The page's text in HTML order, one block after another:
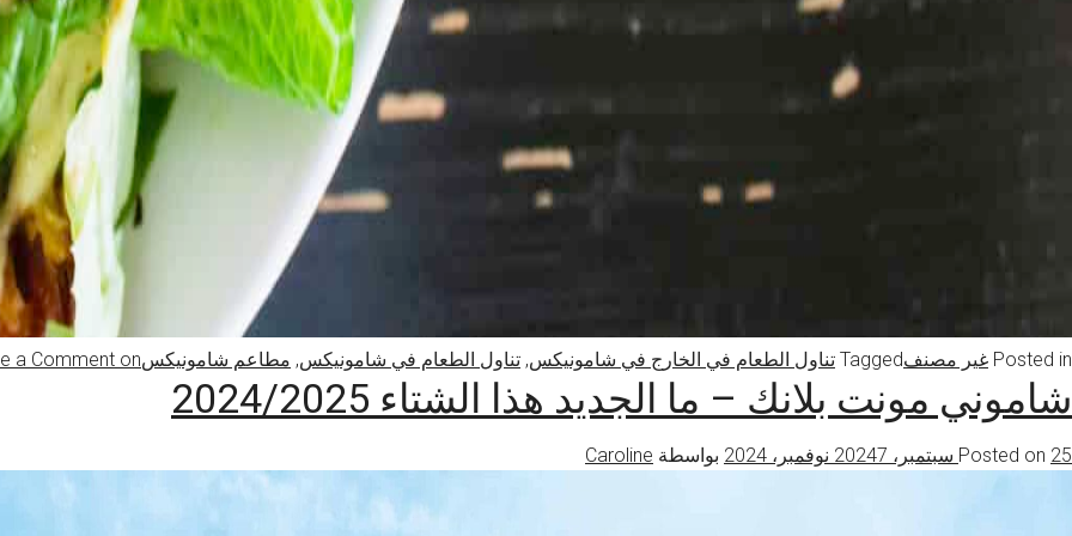
Posted in غير مصنفTagged تناول الطعام في الخارج في شامونيكس, تناول الطعام في شامونيكس, مطاعم شامونيكس a Comment on المطاعم في شامونيكس – دليلنا لتناول الطعام في شامونيكس
شاموني مونت بلانك – ما الجديد هذا الشتاء 2024/2025
Posted on 25 سبتمبر، 2024 7 نوفمبر، 2024 بواسطة Caroline